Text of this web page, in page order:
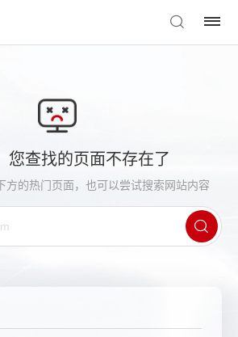
您查找的页面不存在了
方的热门页面，也可以尝试搜索网站内容